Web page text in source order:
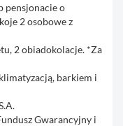
pensjonacie o
2 osobowe z
2 obiadokolacje. *Za
barkiem i
Gwarancyjny i